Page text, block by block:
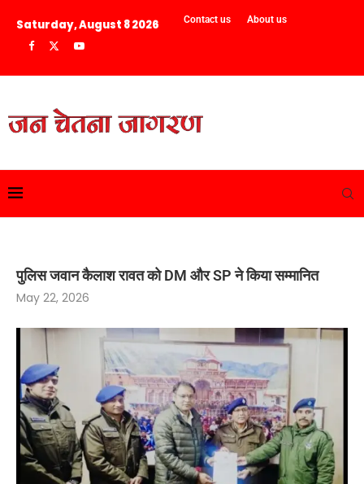
Saturday, August 8 2026 Contact us About us
पुलिस जवान कैलाश रावत को DM और SP ने किया सम्मानित
May 22, 2026